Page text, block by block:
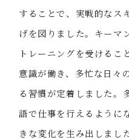
することで、実戦的なス
げを図りました。キーマ
トレーニングを受けるこ
意識が働き、多忙な日々
る習慣が定着しました。
語で仕事を行えるように
きな変化を生み出しました